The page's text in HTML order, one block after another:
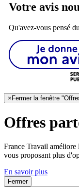
Votre avis
Qu'avez-vous pensé
× Fermer la fenêtre
Offres
France Travail améliore
vous proposant plus
En savoir plus
Fermer